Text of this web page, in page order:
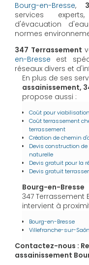
Bourg-en-Bresse,
services
d'évacuation
normes
347 Terrassement
en-Bresse est
réseaux divers et
En plus de ses
assainissement,
propose aussi :
Coût pour
Coût terrassement
terrassement
Création de chemin
Devis construction
naturelle
Devis gratuit pour la
Devis gratuit
Bourg-en-Bresse
347 Terrassement
intervient à
Bourg-en-Bresse
Villefranche-sur-
Contactez-nous :
assainissement